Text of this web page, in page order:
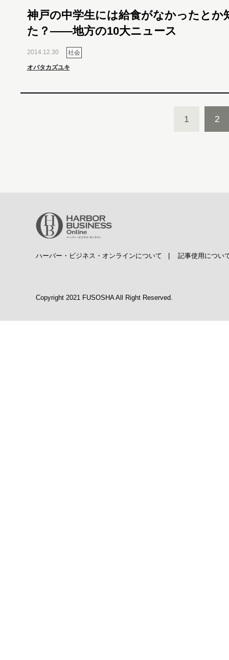
神戸の中学生には給食がなかったとか
た？――地方の10大ニュース
2014.12.30 社会
オバタカズユキ
1 2
ハーバー・ビジネス・オンラインについて 記事使用につい
Copyright 2021 FUSOSHA All Right Reserved.